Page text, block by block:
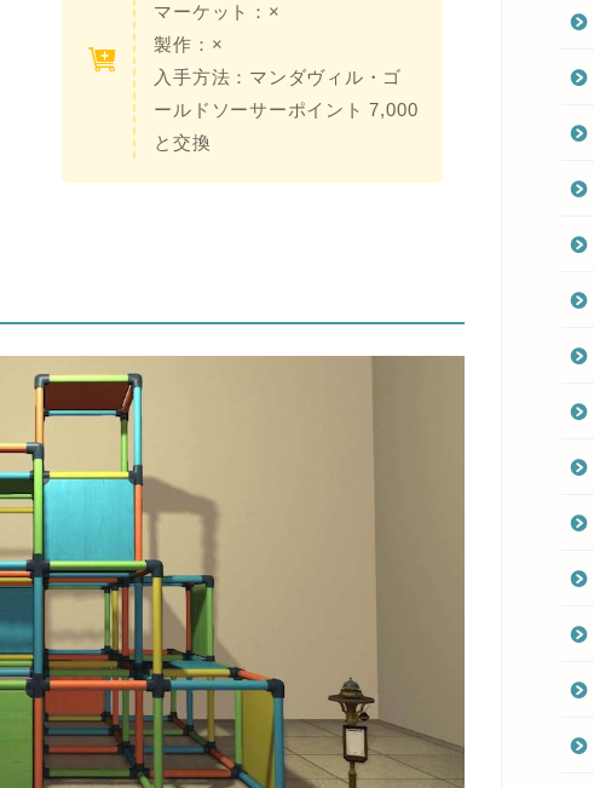
マーケット：×
製作：×
入手方法：マンダヴィル・ゴ
ールドソーサーポイント 7,000
と交換